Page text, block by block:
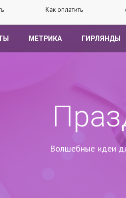
Как оплатить
МЕТРИКА ГИРЛЯНДЫ
Волшебные идеи